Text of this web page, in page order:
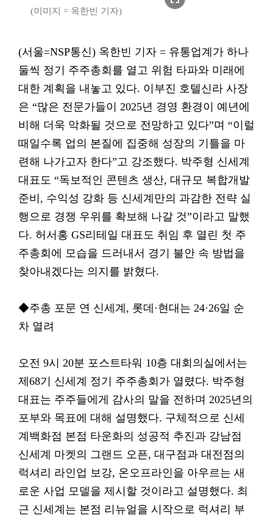
(이미지 = 옥한빈 기자)
(서울=NSP통신) 옥한빈 기자 = 유통업계가 하나
둘씩 정기 주주총회를 열고 위험 타파와 미래에
대한 계획을 내놓고 있다. 이부진 호텔신라 사장
은 “많은 전문가들이 2025년 경영 환경이 예년에
비해 더욱 악화될 것으로 전망하고 있다”며 “이럴
때일수록 업의 본질에 집중해 성장의 기틀을 마
련해 나가고자 한다”고 강조했다. 박주형 신세계
대표도 “독보적인 콘텐츠 생산, 대규모 복합개발
준비, 수익성 강화 등 신세계만의 과감한 전략 실
행으로 경쟁 우위를 확보해 나갈 것”이라고 말했
다. 허서홍 GS리테일 대표도 취임 후 열린 첫 주
주총회에 모습을 드러내서 경기 불안 속 방법을
찾아내겠다는 의지를 밝혔다.
◆주총 포문 연 신세계, 롯데·현대는 24·26일 순
차 열려
오전 9시 20분 포스트타워 10층 대회의실에서는
제68기 신세계 정기 주주총회가 열렸다. 박주형
대표는 주주들에게 감사의 말을 전하며 2025년의
포부와 목표에 대해 설명했다. 구체적으로 신세
계백화점 본점 타운화의 성공적 추진과 강남점
신세계 마켓의 그랜드 오픈, 대구점과 대전점의
럭셔리 라인업 보강, 온오프라인을 아우르는 새
로운 사업 모델을 제시할 것이라고 설명했다. 최
근 신세계는 본점 리뉴얼을 시작으로 럭셔리 부